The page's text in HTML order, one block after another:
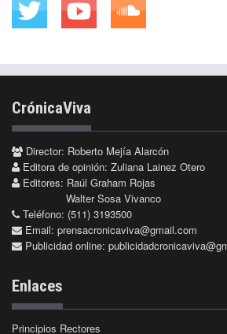
CrónicaViva
Director: Roberto Mejía Alarcón
Editora de opinión: Zuliana Lainez Otero
Editores: Raúl Graham Rojas
Walter Sosa Vivanco
Teléfono: (511) 3193500
Email: prensacronicaviva@gmail.com
Publicidad online:
Enlaces
Principios Rectores